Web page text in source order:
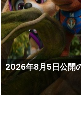
2026年8月5日公開